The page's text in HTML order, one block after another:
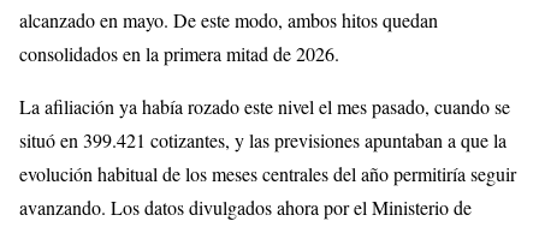
alcanzado en mayo. De este modo, ambos hitos quedan
consolidados en la primera mitad de 2026.
La afiliación ya había rozado este nivel el mes pasado, cuando se
situó en 399.421 cotizantes, y las previsiones apuntaban a que la
evolución habitual de los meses centrales del año permitiría seguir
avanzando. Los datos divulgados ahora por el Ministerio de